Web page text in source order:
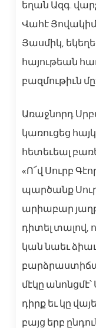
եղան Ազգ.
Վահէ
Յասմիկ,
հայութեան
բազմութիւն մը:
Առաջնորդ
կառուցեց
հետեւեալ
«Ո՜վ Սուրբ
պարծանք
արիաբար
դիտել տալով,
կան նաեւ
մէկը անոնցմէ՝
դիրք եւ կը
բայց երբ